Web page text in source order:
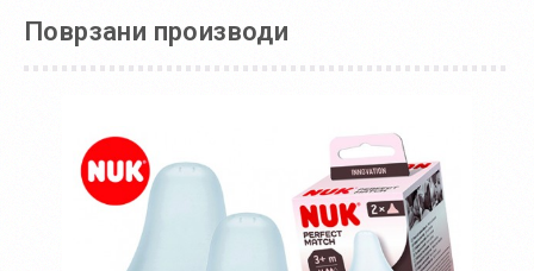
Поврзани производи